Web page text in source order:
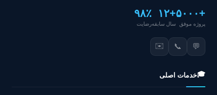
+۵۰۰۰
پروژه موفق
+۱۲
سال سابقه
۹۸٪
رضایت
💬
📞
✉️
🎓خدمات اصلی